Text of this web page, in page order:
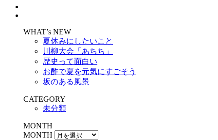
WHAT’s NEW
夏休みにしたいこと
川柳大会「あちち」
歴史って面白い
お酢で夏を元気にすごそう
坂のある風景
CATEGORY
未分類
MONTH
MONTH